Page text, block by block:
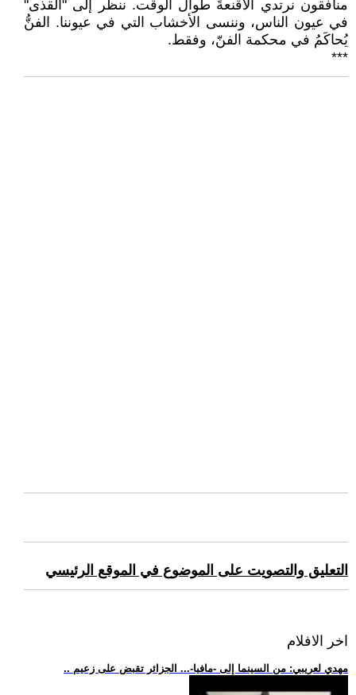
منافقون نرتدي الأقنعةَ طوال الوقت. ننظر إلى "القذى"
في عيون الناس، وننسى الأخشاب التي في عيوننا. الفنُّ
يُحاكَمُ في محكمة الفنّ، وفقط.
***
التعليق والتصويت على الموضوع في الموقع الرئيسي
اخر الافلام
.. مهدي لعريبي: من السينما إلى -مافيا-... الجزائر تقبض على زعيم